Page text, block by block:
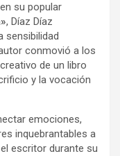
su popular
, Díaz Díaz
sensibilidad
conmovió a los
de un libro
y la vocación
emociones,
inquebrantables a
escritor durante su